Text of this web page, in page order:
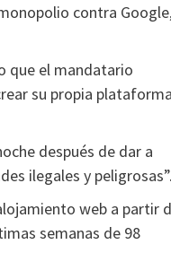
contra
que el mandatario
su propia
después de dar a
ilegales y
web a partir
semanas de 98